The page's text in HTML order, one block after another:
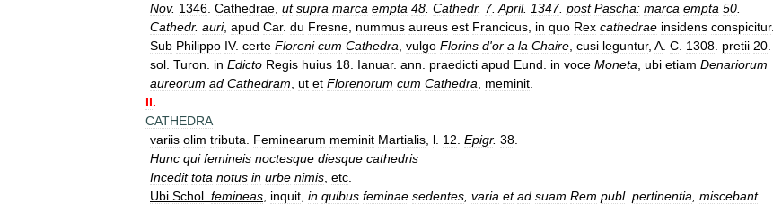
Nov. 1346 Cathedrae ut supra marca empta 48 Cathedr. 7. April. 1347. post Pascha: marca empta 50
Cathedr. auri, apud Car. du Fresne nummus aureus est Francicus in quo Rex cathedrae insidens conspicitur.
Sub Philippo IV. certe Floreni cum Cathedra vulgo Florins d'or a la Chaire cusi leguntur, A C 1308 pretii 20
sol Turon in Edicto Regis huius 18 Ianuar. ann praedicti apud Eund in voce Moneta ubi etiam Denariorum
aureorum ad Cathedram ut et Florenorum cum Cathedra meminit
II.
CATHEDRA
variis olim tributa Feminearum meminit Martialis l 12 Epigr. 38
Hunc qui femineis noctesque diesque cathedris
Incedit tota notus in urbe nimis etc
Ubi Schol femineas inquit in quibus feminae sedentes varia et ad suam Rem publ. pertinentia miscebant